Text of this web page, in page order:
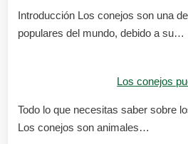
Introducción Los conejos son una
populares del mundo, debido a su…
Los conejos
Todo lo que necesitas saber sobre
Los conejos son animales…